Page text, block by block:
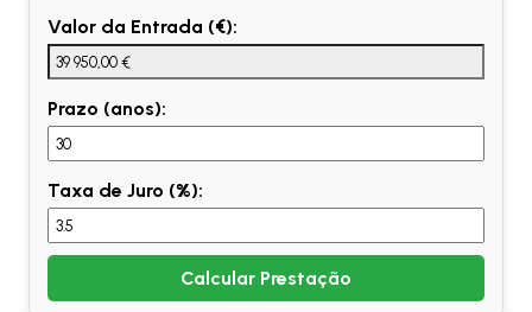
Valor da Entrada (€):
Prazo (anos):
Taxa de Juro (%):
Calcular Prestação